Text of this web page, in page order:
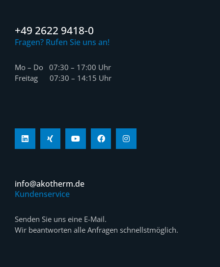
+49 2622 9418-0
Fragen? Rufen Sie uns an!
Mo – Do 07:30 – 17:00 Uhr
Freitag 07:30 – 14:15 Uhr
info@akotherm.de
Kundenservice
Senden Sie uns eine E-Mail.
Wir beantworten alle Anfragen schnellstmöglich.